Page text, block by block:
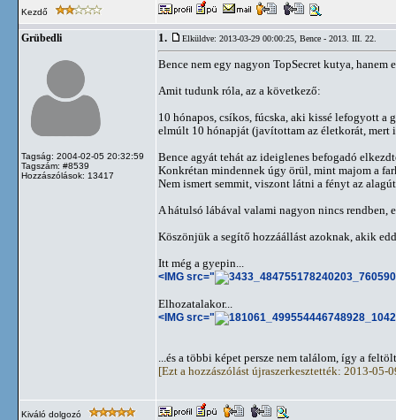
Kezdő
Grübedli
Tagság: 2004-02-05 20:32:59
Tagszám: #8539
Hozzászólások: 13417
1. Elküldve: 2013-03-29 00:00:25, Bence - 2013. III. 22.
Bence nem egy nagyon TopSecret kutya, hanem
Amit tudunk róla, az a következő:
10 hónapos, csíkos, fúcska, aki kissé lefogyott a
elmúlt 10 hónapját (javítottam az életkorát, mert
Bence agyát tehát az ideiglenes befogadó
Konkrétan mindennek úgy örül, mint majom a
Nem ismert semmit, viszont látni a fényt az
A hátulsó lábával valami nagyon nincs rendben,
Köszönjük a segítő hozzáállást azoknak, akik
Itt még a gyepin...
<IMG src="
Elhozatalakor...
<IMG src="
...és a többi képet persze nem találom, így a
[Ezt a hozzászólást újraszerkesztették: 2013-05-
Kiváló dolgozó